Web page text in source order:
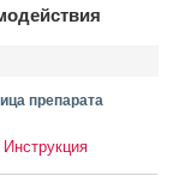
препарата
Инструкция